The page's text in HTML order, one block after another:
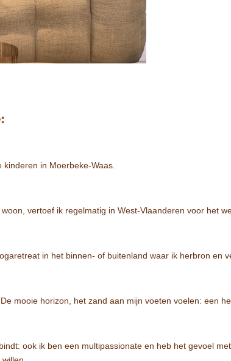
in Moerbeke-Waas.
vertoef ik regelmatig in West-Vlaanderen voor het
in het binnen- of buitenland waar ik herbron en
mooie horizon, het zand aan mijn voeten voelen: een
ook ik ben een multipassionate en heb het gevoel